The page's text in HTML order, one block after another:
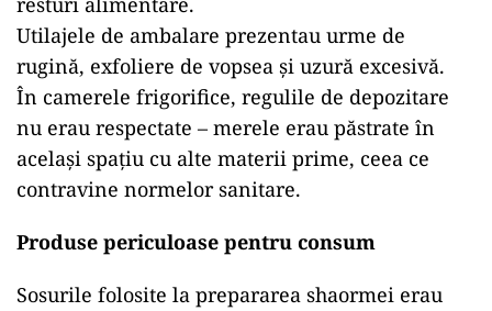
Utilajele de ambalare prezentau urme de
rugină, exfoliere de vopsea și uzură excesivă.
În camerele frigorifice, regulile de depozitare
nu erau respectate – merele erau păstrate în
același spațiu cu alte materii prime, ceea ce
contravine normelor sanitare.
Produse periculoase pentru consum
Sosurile folosite la prepararea shaormei erau